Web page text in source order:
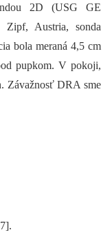
2D (USG GE
Austria, sonda
bola meraná 4,5 cm
pupkom. V pokoji,
Závažnosť DRA sme